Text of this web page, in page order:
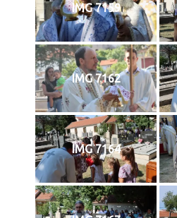
IMG 7159
IMG 7162
IMG 7164